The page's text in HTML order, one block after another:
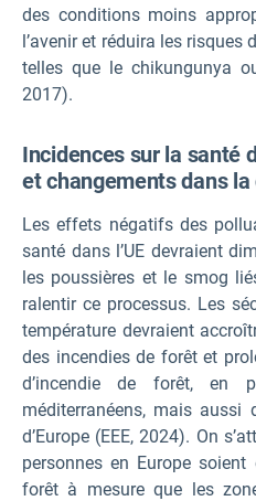
des conditions moins
l’avenir et réduira les
telles que le chikungunya
2017).
Incidences sur la santé
et changements dans
Les effets négatifs des
santé dans l’UE devraient
les poussières et le smog
ralentir ce processus. Les
température devraient
des incendies de forêt et
d’incendie de forêt, en
méditerranéens, mais aussi
d’Europe (EEE, 2024). On
personnes en Europe
forêt à mesure que les